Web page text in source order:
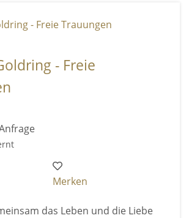
- Freie
Merken
das Leben und die Liebe